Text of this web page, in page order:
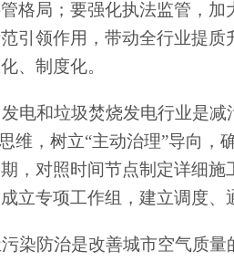
格局；要强化执法监管，
引领作用，带动全行业提
、制度化。
电和垃圾焚烧发电行业是减
维，树立“主动治理”导向
，对照时间节点制定详细
立专项工作组，建立调度
染防治是改善城市空气质量